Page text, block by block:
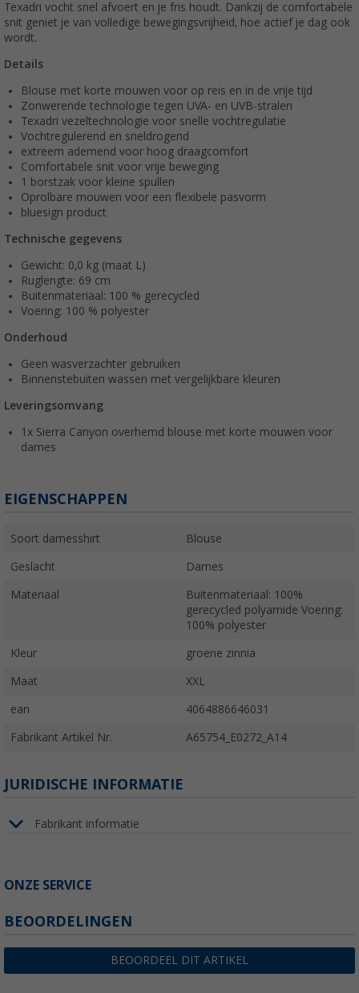
Texadri vocht snel afvoert en je fris houdt. Dankzij de comfortabele
snit geniet je van volledige bewegingsvrijheid, hoe actief je dag ook
wordt.
Details
Blouse met korte mouwen voor op reis en in de vrije tijd
Zonwerende technologie tegen UVA- en UVB-stralen
Texadri vezeltechnologie voor snelle vochtregulatie
Vochtregulerend en sneldrogend
extreem ademend voor hoog draagcomfort
Comfortabele snit voor vrije beweging
1 borstzak voor kleine spullen
Oprolbare mouwen voor een flexibele pasvorm
bluesign product
Technische gegevens
Gewicht: 0,0 kg (maat L)
Ruglengte: 69 cm
Buitenmateriaal: 100 % gerecycled
Voering: 100 % polyester
Onderhoud
Geen wasverzachter gebruiken
Binnenstebuiten wassen met vergelijkbare kleuren
Leveringsomvang
1x Sierra Canyon overhemd blouse met korte mouwen voor
dames
EIGENSCHAPPEN
Soort damesshirt Blouse
Geslacht Dames
Materiaal
Buitenmateriaal: 100%
gerecycled polyamide Voering:
100% polyester
Kleur groene zinnia
Maat XXL
ean 4064886646031
Fabrikant Artikel Nr. A65754_E0272_A14
JURIDISCHE INFORMATIE
Fabrikant informatie
ONZE SERVICE
BEOORDELINGEN
BEOORDEEL DIT ARTIKEL